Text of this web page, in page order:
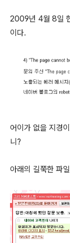
2009년 4월 8일
이다.
어이가 없을 지경
니?
아래의 길쭉한 파